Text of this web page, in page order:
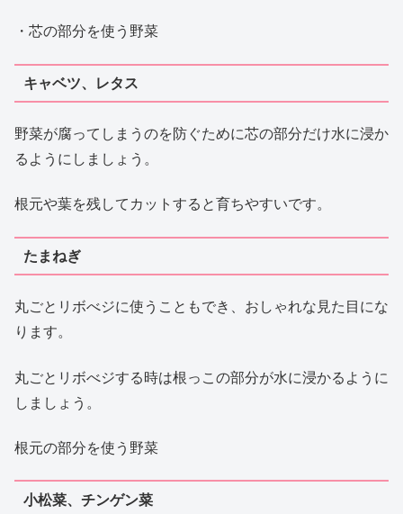
・芯の部分を使う野菜
キャベツ、レタス
野菜が腐ってしまうのを防ぐために芯の部分だけ水に浸か
るようにしましょう。
根元や葉を残してカットすると育ちやすいです。
たまねぎ
丸ごとリボべジに使うこともでき、おしゃれな見た目にな
ります。
丸ごとリボべジする時は根っこの部分が水に浸かるように
しましょう。
根元の部分を使う野菜
小松菜、チンゲン菜